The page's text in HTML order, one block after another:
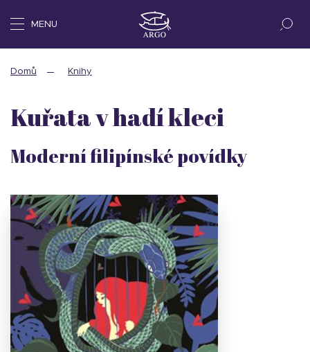
MENU
Domů Knihy
Kuřata v hadí kleci
Moderní filipínské povídky